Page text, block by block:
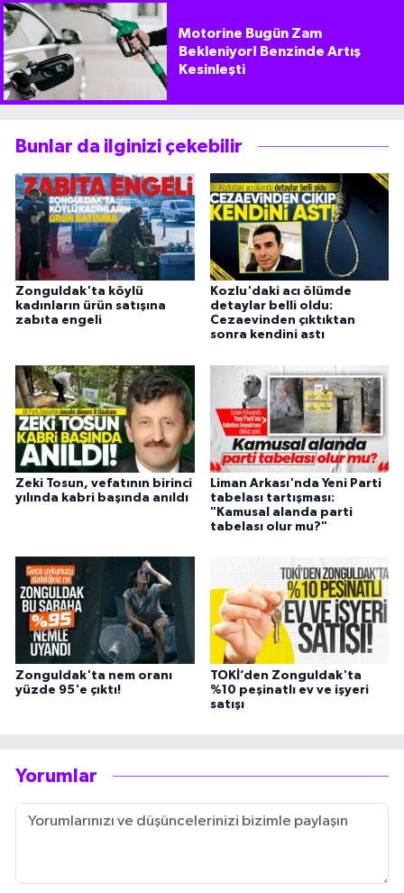
Motorine Bugün Zam
Bekleniyor! Benzinde Artış
Kesinleşti
Bunlar da ilginizi çekebilir
Zonguldak'ta köylü
kadınların ürün satışına
zabıta engeli
Kozlu'daki acı ölümde
detaylar belli oldu:
Cezaevinden çıktıktan
sonra kendini astı
Zeki Tosun, vefatının birinci
yılında kabri başında anıldı
Liman Arkası'nda Yeni Parti
tabelası tartışması:
"Kamusal alanda parti
tabelası olur mu?"
Zonguldak'ta nem oranı
yüzde 95'e çıktı!
TOKİ’den Zonguldak'ta
%10 peşinatlı ev ve işyeri
satışı
Yorumlar